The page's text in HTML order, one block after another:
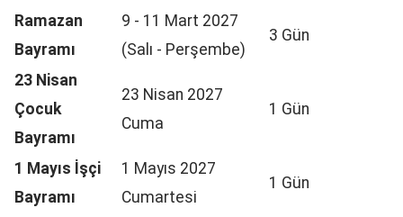
Ramazan
Bayramı
9 - 11 Mart 2027
(Salı - Perşembe)
3 Gün
23 Nisan
Çocuk
Bayramı
23 Nisan 2027
Cuma
1 Gün
1 Mayıs İşçi
Bayramı
1 Mayıs 2027
Cumartesi
1 Gün